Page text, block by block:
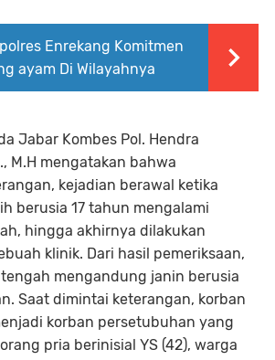
Enrekang Komitmen
ayam Di Wilayahnya
Jabar Kombes Pol. Hendra
M.H mengatakan bahwa
kejadian berawal ketika
berusia 17 tahun mengalami
hingga akhirnya dilakukan
klinik. Dari hasil pemeriksaan,
mengandung janin berusia
Saat dimintai keterangan, korban
korban persetubuhan yang
pria berinisial YS (42), warga